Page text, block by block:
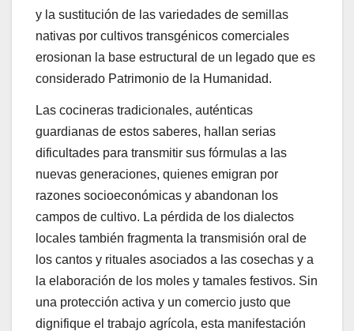
y la sustitución de las variedades de semillas
nativas por cultivos transgénicos comerciales
erosionan la base estructural de un legado que es
considerado Patrimonio de la Humanidad.
Las cocineras tradicionales, auténticas
guardianas de estos saberes, hallan serias
dificultades para transmitir sus fórmulas a las
nuevas generaciones, quienes emigran por
razones socioeconómicas y abandonan los
campos de cultivo. La pérdida de los dialectos
locales también fragmenta la transmisión oral de
los cantos y rituales asociados a las cosechas y a
la elaboración de los moles y tamales festivos. Sin
una protección activa y un comercio justo que
dignifique el trabajo agrícola, esta manifestación